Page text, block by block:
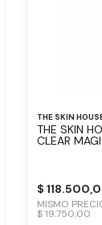
THE SKIN
THE SKIN
CLEAR
$ 118.500,
MISMO
$ 19.750,00